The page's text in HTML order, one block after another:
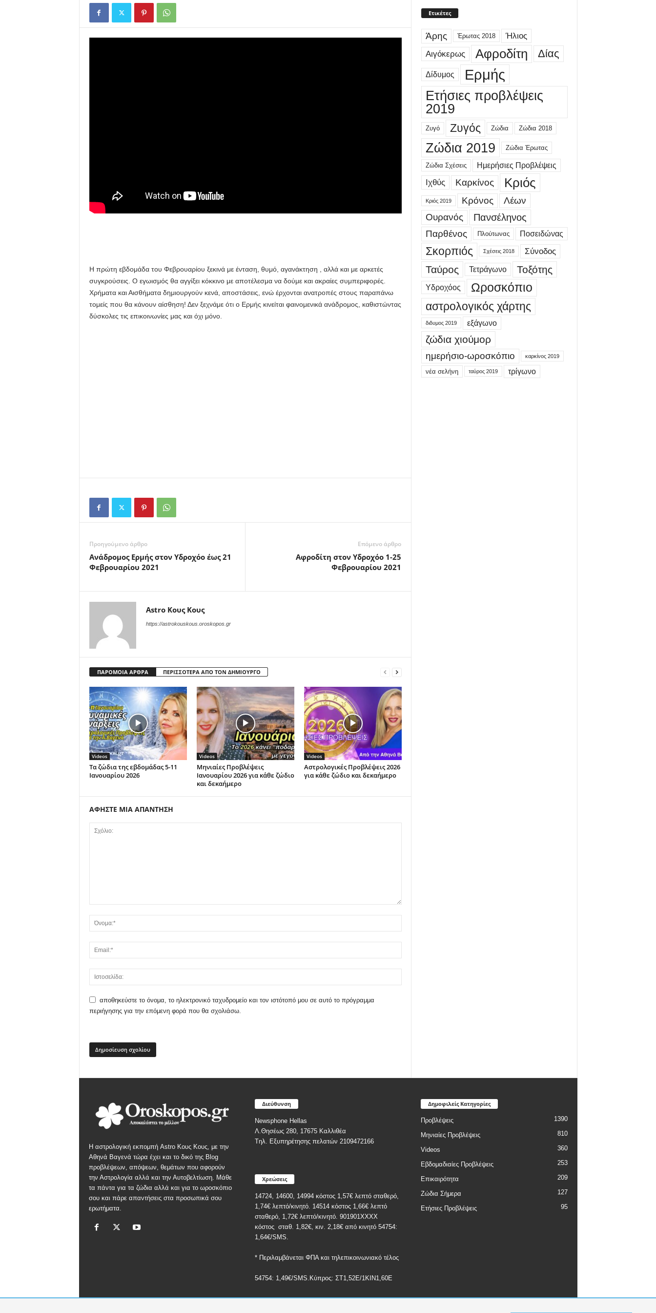
Η πρώτη εβδομάδα του Φεβρουαρίου ξεκινά με ένταση, θυμό, αγανάκτηση , αλλά και με αρκετές
συγκρούσεις. Ο εγωισμός θα αγγίξει κόκκινο με αποτέλεσμα να δούμε και ακραίες συμπεριφορές.
Χρήματα και Αισθήματα δημιουργούν κενά, αποστάσεις, ενώ έρχονται ανατροπές στους παραπάνω
τομείς που θα κάνουν αίσθηση! Δεν ξεχνάμε ότι ο Ερμής κινείται φαινομενικά ανάδρομος, καθιστώντας
δύσκολες τις επικοινωνίες μας και όχι μόνο.
Προηγούμενο άρθρο
Ανάδρομος Ερμής στον Υδροχόο έως 21
Φεβρουαρίου 2021
Επόμενο άρθρο
Αφροδίτη στον Υδροχόο 1-25
Φεβρουαρίου 2021
Astro Κους Κους
https://astrokouskous.oroskopos.gr
ΠΑΡΟΜΟΙΑ ΑΡΘΡΑ ΠΕΡΙΣΣΟΤΕΡΑ ΑΠΟ ΤΟΝ ΔΗΜΙΟΥΡΓΟ
Videos
Τα ζώδια της εβδομάδας 5-11
Ιανουαρίου 2026
Videos
Μηνιαίες Προβλέψεις
Ιανουαρίου 2026 για κάθε ζώδιο
και δεκαήμερο
Videos
Αστρολογικές Προβλέψεις 2026
για κάθε ζώδιο και δεκαήμερο
ΑΦΗΣΤΕ ΜΙΑ ΑΠΑΝΤΗΣΗ
αποθηκεύστε το όνομα, το ηλεκτρονικό ταχυδρομείο και τον ιστότοπό μου σε αυτό το πρόγραμμα
περιήγησης για την επόμενη φορά που θα σχολιάσω.
Ετικέτες
Άρης Έρωτας 2018
Ήλιος
Αιγόκερως
Αφροδίτη Δίας
Δίδυμος Ερμής
Ετήσιες προβλέψεις
2019
Ζυγό Ζυγός Ζώδια Ζώδια 2018
Ζώδια 2019 Ζώδια Έρωτας
Ζώδια Σχέσεις Ημερήσιες Προβλέψεις
Ιχθύς Καρκίνος Κριός
Κριός 2019 Κρόνος
Λέων
Ουρανός
Πανσέληνος
Παρθένος Πλούτωνας Ποσειδώνας
Σκορπιός Σχέσεις 2018 Σύνοδος
Ταύρος Τετράγωνο Τοξότης
Υδροχόος Ωροσκόπιο
αστρολογικός χάρτης
διδυμος 2019 εξάγωνο
ζώδια χιούμορ
ημερήσιο-ωροσκόπιο καρκίνος 2019
νέα σελήνη ταύρος 2019 τρίγωνο
Η αστρολογική εκπομπή Astro Κους Κους, με την
Αθηνά Βαγενά τώρα έχει και το δικό της Blog
προβλέψεων, απόψεων, θεμάτων που αφορούν
την Αστρολογία αλλά και την Αυτοβελτίωση. Μάθε
τα πάντα για τα ζώδια αλλά και για το ωροσκόπιο
σου και πάρε απαντήσεις στα προσωπικά σου
ερωτήματα.
Διεύθυνση
Newsphone Hellas
Λ.Θησέως 280, 17675 Καλλιθέα
Tηλ. Εξυπηρέτησης πελατών 2109472166
Χρεώσεις
14724, 14600, 14994 κόστος 1,57€ λεπτό σταθερό,
1,74€ λεπτό/κινητό. 14514 κόστος 1,66€ λεπτό
σταθερό, 1,72€ λεπτό/κινητό. 901901ΧΧΧΧ
κόστος σταθ. 1,82€, κιν. 2,18€από κινητό 54754:
1,64€/SMS.
* Περιλαμβάνεται ΦΠΑ και τηλεπικοινωνιακό τέλος
54754: 1,49€/SMS.Κύπρος: ΣT1,52E/1KIN1,60E
Δημοφιλείς Κατηγορίες
Προβλέψεις 1390
Μηνιαίες Προβλέψεις 810
Videos 360
Εβδομαδιαίες Προβλέψεις 253
Επικαιρότητα 209
Ζώδια Σήμερα 127
Ετήσιες Προβλέψεις 95